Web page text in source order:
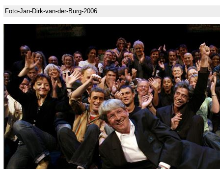
Foto-Jan-Dirk-van-der-Burg-2006